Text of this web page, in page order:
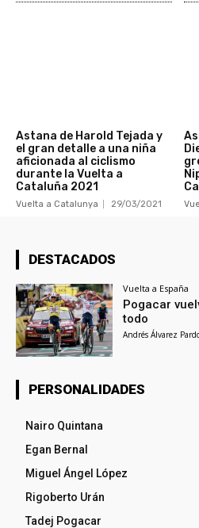
Astana de Harold Tejada y
el gran detalle a una niña
aficionada al ciclismo
durante la Vuelta a
Cataluña 2021
Vuelta a Catalunya 29/03/2021
DESTACADOS
Vuelta a España
Pogacar
todo
Andrés Álvarez
PERSONALIDADES
Nairo Quintana
Egan Bernal
Miguel Ángel López
Rigoberto Urán
Tadej Pogacar